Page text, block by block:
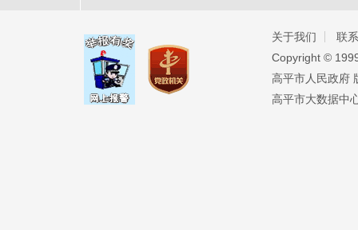
关于我们
联
Copyright ©️
高平市人民政府
高平市大数据